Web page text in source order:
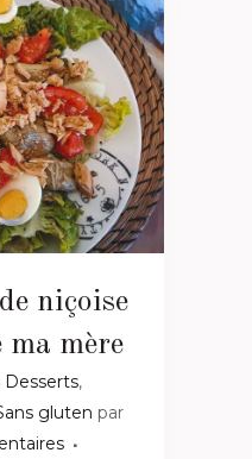
niçoise
ma mère
Desserts,
gluten par